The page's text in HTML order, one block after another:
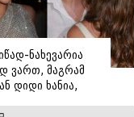
ნახევარია
ვართ, მაგრამ
დიდი ხანია,